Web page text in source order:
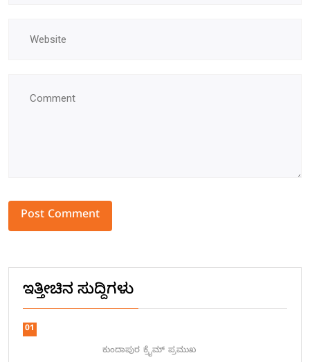
ಇತ್ತೀಚಿನ ಸುದ್ದಿಗಳು
01
ಕುಂದಾಪುರ ಕ್ರೈಮ್ ಪ್ರಮುಖ